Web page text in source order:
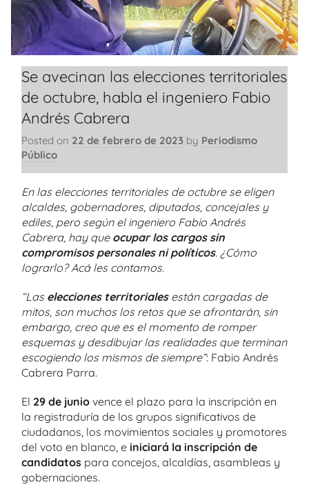
Se avecinan las elecciones territoriales
de octubre, habla el ingeniero Fabio
Andrés Cabrera
Posted on 22 de febrero de 2023 by Periodismo
Público
En las elecciones territoriales de octubre se eligen
alcaldes, gobernadores, diputados, concejales y
ediles, pero según el ingeniero Fabio Andrés
Cabrera, hay que ocupar los cargos sin
compromisos personales ni políticos. ¿Cómo
lograrlo? Acá les contamos.
“Las elecciones territorialesestán cargadas de
mitos, son muchos los retos que se afrontarán, sin
embargo, creo que es el momento de romper
esquemas y desdibujar las realidades que terminan
escogiendo los mismos de siempre”: Fabio Andrés
Cabrera Parra.
El 29 de junio vence el plazo para la inscripción en
la registraduría de los grupos significativos de
ciudadanos, los movimientos sociales y promotores
del voto en blanco, e iniciará la inscripción de
candidatos para concejos, alcaldías, asambleas y
gobernaciones.